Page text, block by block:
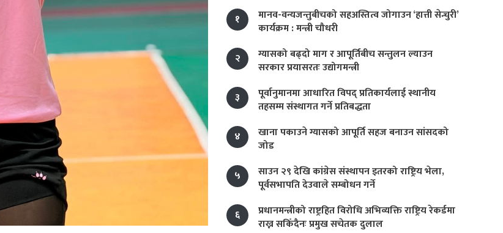
१
मानव-वन्यजन्तुबीचको सहअस्तित्व जोगाउन ‘हात्ती सेन्चुरी’
कार्यक्रम : मन्त्री चौधरी
२
ग्यासको बढ्दो माग र आपूर्तिबीच सन्तुलन ल्याउन
सरकार प्रयासरतः उद्योगमन्त्री
३
पूर्वानुमानमा आधारित विपद् प्रतिकार्यलाई स्थानीय
तहसम्म संस्थागत गर्ने प्रतिबद्धता
४
खाना पकाउने ग्यासको आपूर्ति सहज बनाउन सांसदको
जोड
५
साउन २९ देखि कांग्रेस संस्थापन इतरको राष्ट्रिय भेला,
पूर्वसभापति देउवाले सम्बोधन गर्ने
६
प्रधानमन्त्रीको राष्ट्रहित विरोधि अभिव्यक्ति राष्ट्रिय रेकर्डमा
राख्न सकिँदैनः प्रमुख सचेतक दुलाल